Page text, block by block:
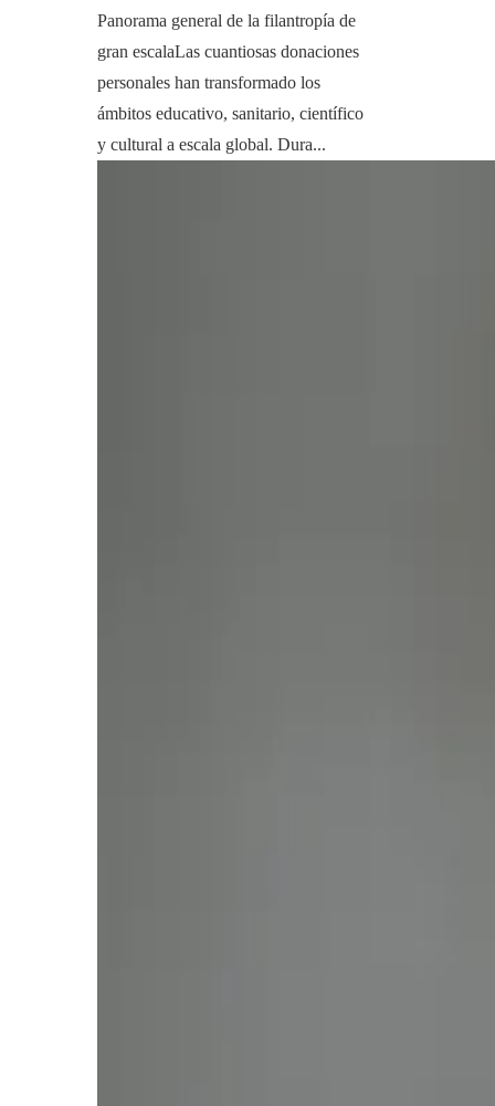
Panorama general de la filantropía de
gran escalaLas cuantiosas donaciones
personales han transformado los
ámbitos educativo, sanitario, científico
y cultural a escala global. Dura...